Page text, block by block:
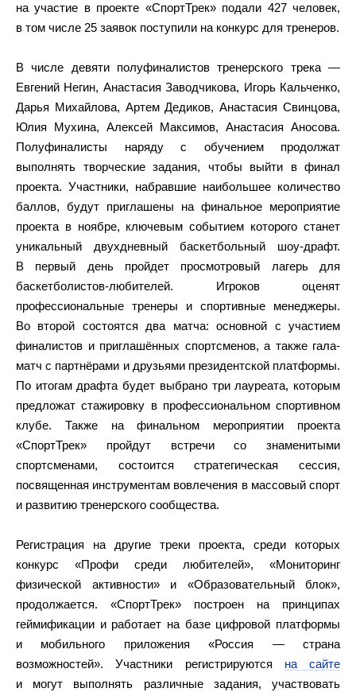
на участие в проекте «СпортТрек» подали 427 человек,
в том числе 25 заявок поступили на конкурс для тренеров.
В числе девяти полуфиналистов тренерского трека —
Евгений Негин, Анастасия Заводчикова, Игорь Кальченко,
Дарья Михайлова, Артем Дедиков, Анастасия Свинцова,
Юлия Мухина, Алексей Максимов, Анастасия Аносова.
Полуфиналисты наряду с обучением продолжат
выполнять творческие задания, чтобы выйти в финал
проекта. Участники, набравшие наибольшее количество
баллов, будут приглашены на финальное мероприятие
проекта в ноябре, ключевым событием которого станет
уникальный двухдневный баскетбольный шоу-драфт.
В первый день пройдет просмотровый лагерь для
баскетболистов-любителей. Игроков оценят
профессиональные тренеры и спортивные менеджеры.
Во второй состоятся два матча: основной с участием
финалистов и приглашённых спортсменов, а также гала-
матч с партнёрами и друзьями президентской платформы.
По итогам драфта будет выбрано три лауреата, которым
предложат стажировку в профессиональном спортивном
клубе. Также на финальном мероприятии проекта
«СпортТрек» пройдут встречи со знаменитыми
спортсменами, состоится стратегическая сессия,
посвященная инструментам вовлечения в массовый спорт
и развитию тренерского сообщества.
Регистрация на другие треки проекта, среди которых
конкурс «Профи среди любителей», «Мониторинг
физической активности» и «Образовательный блок»,
продолжается. «СпортТрек» построен на принципах
геймификации и работает на базе цифровой платформы
и мобильного приложения «Россия — страна
возможностей». Участники регистрируются на сайте
и могут выполнять различные задания, участвовать